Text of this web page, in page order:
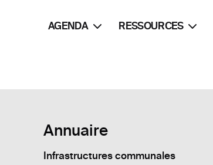
AGENDA RESSOURCES
Annuaire
Infrastructures communales